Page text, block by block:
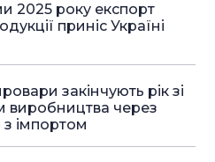
2025 року експорт
приніс Україні
закінчують рік зі
виробництва через
імпортом